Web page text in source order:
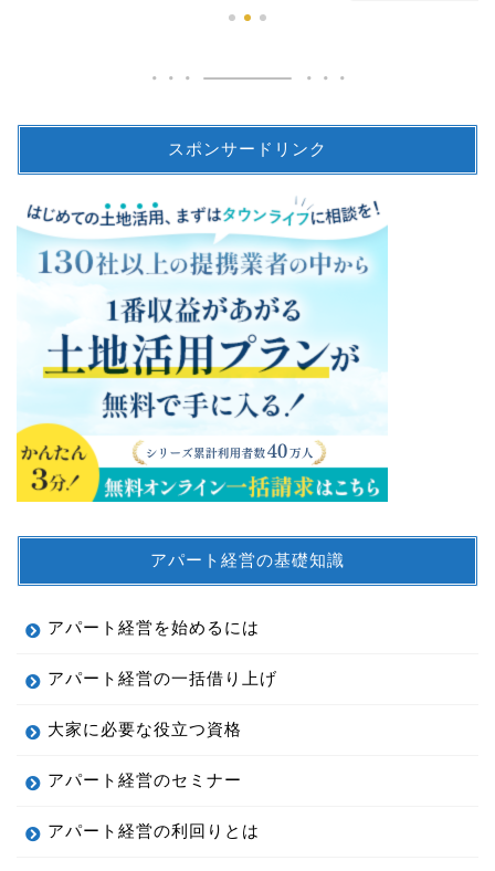
スポンサードリンク
アパート経営の基礎知識
アパート経営を始めるには
アパート経営の一括借り上げ
大家に必要な役立つ資格
アパート経営のセミナー
アパート経営の利回りとは